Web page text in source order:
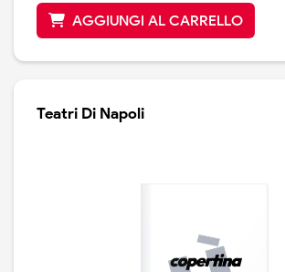
AGGIUNGI AL CARRELLO
Teatri Di Napoli